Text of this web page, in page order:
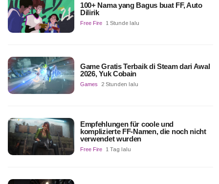
100+ Nama yang Bagus buat FF, Auto
Dilirik
Free Fire 1 Stunde lalu
Game Gratis Terbaik di Steam dari Awal
2026, Yuk Cobain
Games 2 Stunden lalu
Empfehlungen für coole und
komplizierte FF-Namen, die noch nicht
verwendet wurden
Free Fire 1 Tag lalu